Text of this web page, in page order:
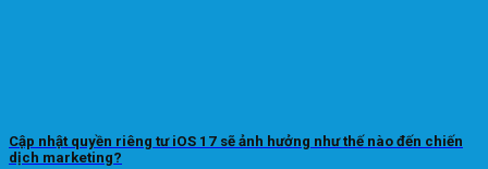
Cập nhật quyền riêng tư iOS 17 sẽ ảnh hưởng như thế nào đến chiến
dịch marketing?